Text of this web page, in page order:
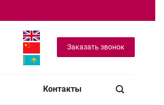
Заказать звонок
Контакты